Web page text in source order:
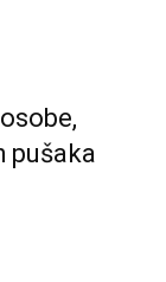
pušaka